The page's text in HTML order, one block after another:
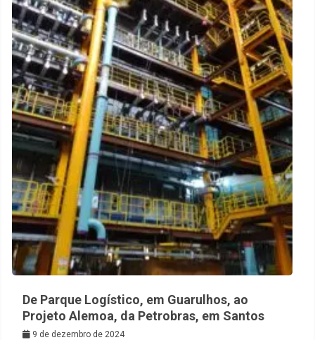
De Parque Logístico, em Guarulhos, ao
Projeto Alemoa, da Petrobras, em Santos
9 de dezembro de 2024